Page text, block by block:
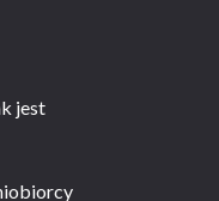
jest